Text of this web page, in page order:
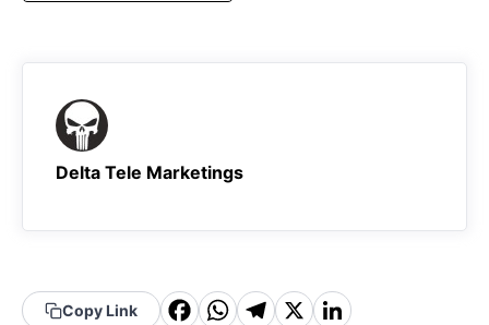
Delta Tele Marketings
Copy Link
F WT X Li